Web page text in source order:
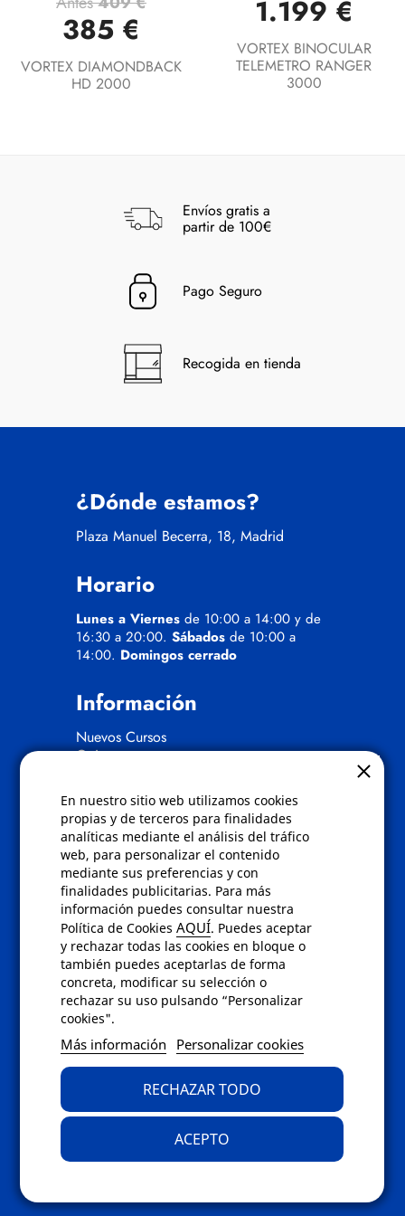
En nuestro sitio web utilizamos cookies
propias y de terceros para finalidades
analíticas mediante el análisis del tráfico
web, para personalizar el contenido
mediante sus preferencias y con
finalidades publicitarias. Para más
información puedes consultar nuestra
Política de CookiesAQUÍ. Puedes aceptar
y rechazar todas las cookies en bloque o
también puedes aceptarlas de forma
concreta, modificar su selección o
rechazar su uso pulsando “Personalizar
cookies".
Más información Personalizar cookies
RECHAZAR TODO
ACEPTO
385 €
VORTEX DIAMONDBACK
HD 2000
1.199 €
VORTEX BINOCULAR
TELEMETRO RANGER
3000
Envíos gratis a
partir de 100€
Pago Seguro
Recogida en tienda
¿Dónde estamos?
Plaza Manuel Becerra, 18, Madrid
Horario
Lunes a Viernes de 10:00 a 14:00 y de
16:30 a 20:00. Sábados de 10:00 a
14:00. Domingos cerrado
Información
Nuevos Cursos
Quienes somos
Políticas
Condiciones de compra
Aviso de privacidad
Cookies
Bajas comunicados comerciales
Derecho de desistimiento
Preguntas frecuentes
Contacto
Envíanos un email a
bien rellena nuestroformulario de
contacto